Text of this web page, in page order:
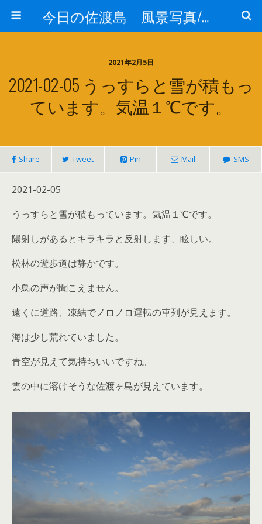
今日の佐渡島 風景写真/天気/お酒/お米/温泉
2021年2月5日
2021-02-05 うっすらと雪が積もっ
ています。気温１℃です。
Share Tweet Pin Mail SMS
2021-02-05
うっすらと雪が積もっています。気温１℃です。
陽射しがあるとキラキラと反射します、眩しい。
松林の遊歩道は静かです。
小鳥の声が聞こえません。
遠くに道路、凍結でノロノロ運転の車列が見えます。
海は少し荒れていました。
青空が見えて気持ちいいですね。
雲の中に溶けそうな佐渡ヶ島が見えています。